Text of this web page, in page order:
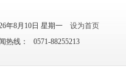
年8月10日 星期一
设为首页
热线： 0571-88255213